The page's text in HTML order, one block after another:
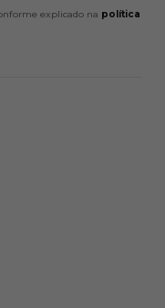
explicado na política